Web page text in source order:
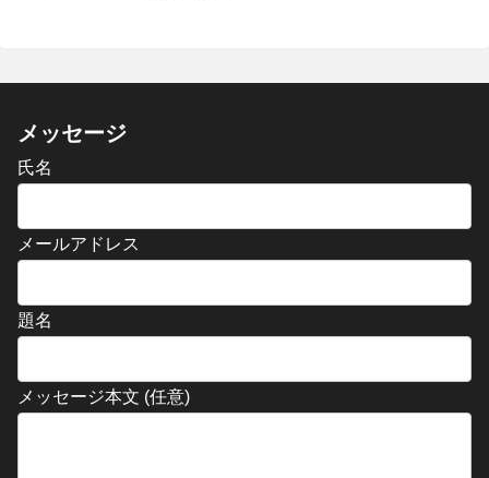
メッセージ
氏名
メールアドレス
題名
メッセージ本文 (任意)